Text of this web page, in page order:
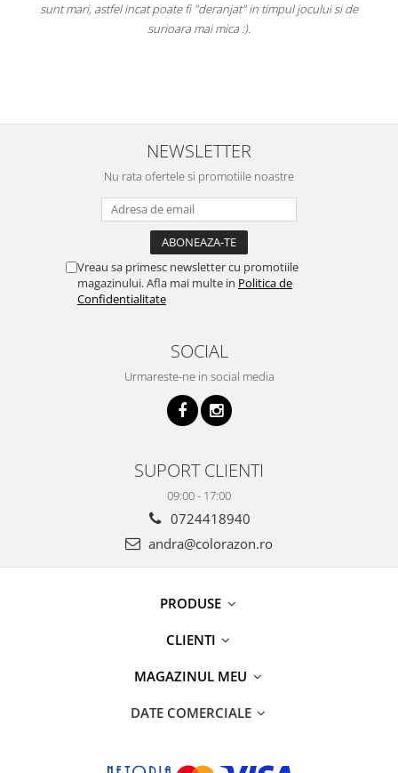
sunt mari, astfel incat poate fi "deranjat" in timpul jocului si de
surioara mai mica :).
NEWSLETTER
Nu rata ofertele si promotiile noastre
Vreau sa primesc newsletter cu promotiile
magazinului. Afla mai multe in Politica de
Confidentialitate
SOCIAL
Urmareste-ne in social media
SUPORT CLIENTI
09:00 - 17:00
0724418940
andra@colorazon.ro
PRODUSE
CLIENTI
MAGAZINUL MEU
DATE COMERCIALE